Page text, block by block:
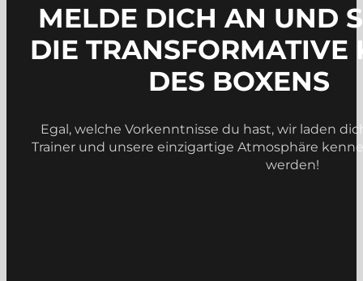
MELDE DICH AN UND
DIE TRANSFORMATIVE
DES BOXENS
Egal, welche Vorkenntnisse du hast, wir laden
Trainer und unsere einzigartige Atmosphäre
werden!